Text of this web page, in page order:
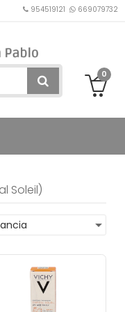
954519121 669079732
0
Soleil)